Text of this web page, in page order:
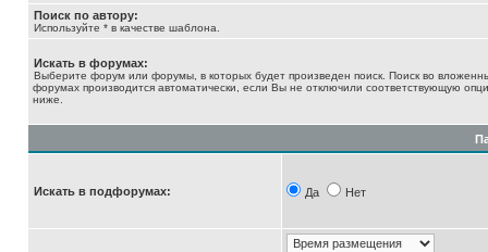
Поиск по автору:
Используйте * в качестве шаблона.
Искать в форумах:
Выберите форум или форумы, в которых будет произведен поиск. Поиск во
форумах производится автоматически, если Вы не отключили соответствующую
ниже.
Искать в подфорумах: Да Нет